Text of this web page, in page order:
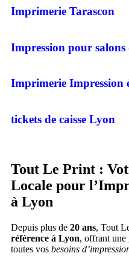
Imprimerie Tarascon
Impression pour salons
Imprimerie Impression
tickets de caisse Lyon
Tout Le Print :
Locale pour
à Lyon
Depuis plus de 20 ans, Tout
référence à Lyon, offrant une
toutes vos besoins